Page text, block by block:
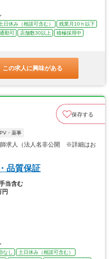
日休み（相談可含む）
残業月10ｈ以下
勤可 店舗数30以上
積極採用中
この求人に興味がある
保存する
・薬事
師求人（法人名非公開 ※詳細はお
品質保証
当含む
円
し
土日休み（相談可含む）